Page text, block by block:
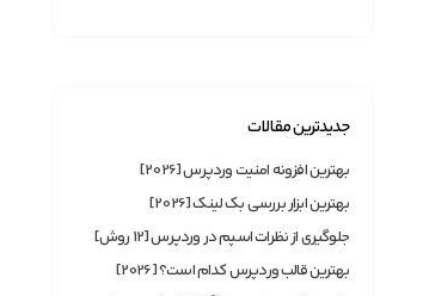
جدیدترین مقالات
بهترین افزونه امنیت وردپرس [2026]
بهترین ابزار بررسی بک لینک [2026]
جلوگیری از نظرات اسپم در وردپرس [12 روش]
بهترین قالب وردپرس کدام است؟ [2026]